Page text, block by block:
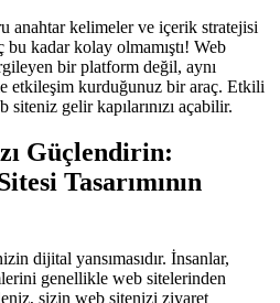
anahtar kelimeler ve içerik stratejisi
kadar kolay olmamıştı! Web
bir platform değil, aynı
etkileşim kurduğunuz bir araç. Etkili
gelir kapılarınızı açabilir.
Güçlendirin:
Tasarımının
dijital yansımasıdır. İnsanlar,
genellikle web sitelerinden
sizin web sitenizi ziyaret